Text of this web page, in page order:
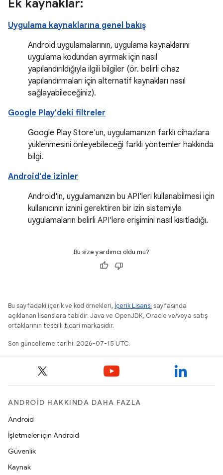
Ek kaynaklar:
Uygulama kaynaklarına genel bakış
Android uygulamalarının, uygulama kaynaklarını
uygulama kodundan ayırmak için nasıl
yapılandırıldığıyla ilgili bilgiler (ör. belirli cihaz
yapılandırmaları için alternatif kaynakları nasıl
sağlayabileceğiniz).
Google Play'deki filtreler
Google Play Store'un, uygulamanızın farklı cihazlara
yüklenmesini önleyebileceği farklı yöntemler hakkında
bilgi.
Android'de izinler
Android'in, uygulamanızın bu API'leri kullanabilmesi için
kullanıcının iznini gerektiren bir izin sistemiyle
uygulamaların belirli API'lere erişimini nasıl kısıtladığı.
Bu size yardımcı oldu mu?
Bu sayfadaki içerik ve kod örnekleri, İçerik Lisansı sayfasında
açıklanan lisanslara tabidir. Java ve OpenJDK, Oracle ve/veya satış
ortaklarının tescilli ticari markasıdır.
Son güncelleme tarihi: 2026-07-15 UTC.
ANDROID HAKKINDA DAHA FAZLA
Android
İşletmeler için Android
Güvenlik
Kaynak